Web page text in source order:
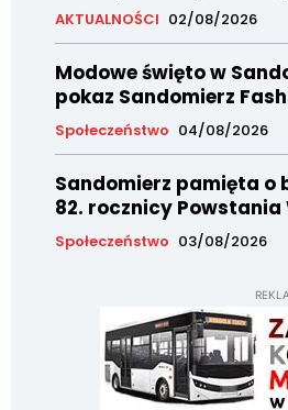
AKTUALNOŚCI 02/08/2026
Modowe święto w
pokaz Sandomierz
Społeczeństwo 04/08/2026
Sandomierz pamięta o
82. rocznicy
Społeczeństwo 03/08/2026